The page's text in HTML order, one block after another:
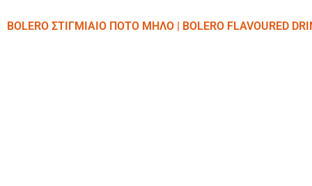
BOLERO ΣΤΙΓΜΙΑΙΟ ΠΟΤΟ ΜΗΛΟ | BOLERO FLAVOURED